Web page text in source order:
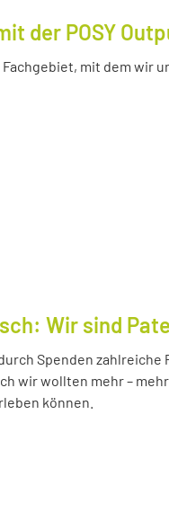
der POSY
mit dem wir
Wir sind
Spenden
wir wollten mehr –
können.